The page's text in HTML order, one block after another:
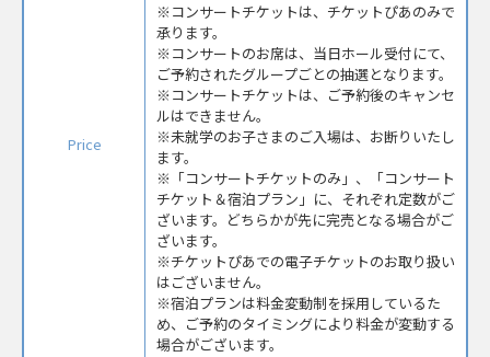
Price
コンサートチケットは、チケットぴあのみで
承ります。
※コンサートのお席は、当日ホール受付にて、
ご予約されたグループごとの抽選となります。
※コンサートチケットは、ご予約後のキャンセ
ルはできません。
※未就学のお子さまのご入場は、お断りいたし
ます。
※「コンサートチケットのみ」、「コンサート
チケット＆宿泊プラン」に、それぞれ定数がご
ざいます。どちらかが先に完売となる場合がご
ざいます。
※チケットぴあでの電子チケットのお取り扱い
はございません。
※宿泊プランは料金変動制を採用しているた
め、ご予約のタイミングにより料金が変動する
場合がございます。